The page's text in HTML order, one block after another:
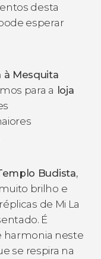
desta
esperar
à Mesquita
para a loja
Budista,
brilho e
de Mi La
É
harmonia neste
se respira na